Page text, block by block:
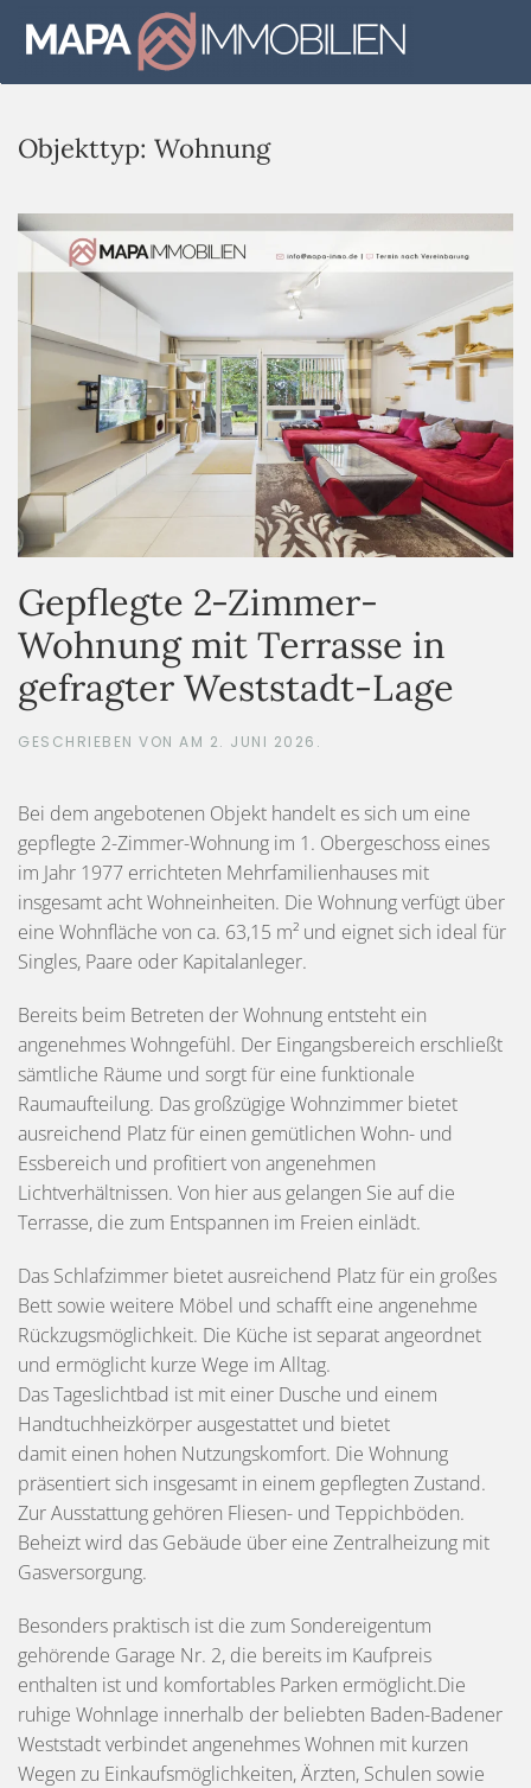
Skip to main content
Objekttyp: Wohnung
Gepflegte 2-Zimmer-
Wohnung mit Terrasse in
gefragter Weststadt-Lage
GESCHRIEBEN VON AM 2. JUNI 2026 .
Bei dem angebotenen Objekt handelt es sich um eine
gepflegte 2-Zimmer-Wohnung im 1. Obergeschoss eines
im Jahr 1977 errichteten Mehrfamilienhauses mit
insgesamt acht Wohneinheiten. Die Wohnung verfügt über
eine Wohnfläche von ca. 63,15 m² und eignet sich ideal für
Singles, Paare oder Kapitalanleger.
Bereits beim Betreten der Wohnung entsteht ein
angenehmes Wohngefühl. Der Eingangsbereich erschließt
sämtliche Räume und sorgt für eine funktionale
Raumaufteilung. Das großzügige Wohnzimmer bietet
ausreichend Platz für einen gemütlichen Wohn- und
Essbereich und profitiert von angenehmen
Lichtverhältnissen. Von hier aus gelangen Sie auf die
Terrasse, die zum Entspannen im Freien einlädt.
Das Schlafzimmer bietet ausreichend Platz für ein großes
Bett sowie weitere Möbel und schafft eine angenehme
Rückzugsmöglichkeit. Die Küche ist separat angeordnet
und ermöglicht kurze Wege im Alltag.
Das Tageslichtbad ist mit einer Dusche und einem
Handtuchheizkörper ausgestattet und bietet
damit einen hohen Nutzungskomfort. Die Wohnung
präsentiert sich insgesamt in einem gepflegten Zustand.
Zur Ausstattung gehören Fliesen- und Teppichböden.
Beheizt wird das Gebäude über eine Zentralheizung mit
Gasversorgung.
Besonders praktisch ist die zum Sondereigentum
gehörende Garage Nr. 2, die bereits im Kaufpreis
enthalten ist und komfortables Parken ermöglicht.Die
ruhige Wohnlage innerhalb der beliebten Baden-Badener
Weststadt verbindet angenehmes Wohnen mit kurzen
Wegen zu Einkaufsmöglichkeiten, Ärzten, Schulen sowie